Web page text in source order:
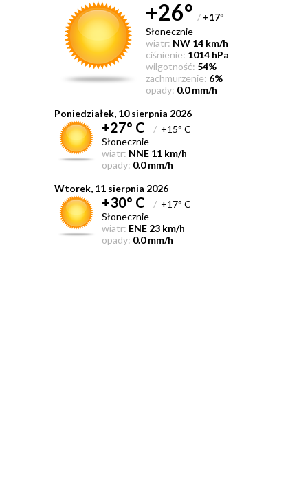
+26° / +17°
Słonecznie
wiatr: NW 14 km/h
ciśnienie: 1014 hPa
wilgotność: 54%
zachmurzenie: 6%
opady: 0.0 mm/h
Poniedziałek, 10 sierpnia 2026
+27° C /+15° C
Słonecznie
wiatr: NNE 11 km/h
opady: 0.0 mm/h
Wtorek, 11 sierpnia 2026
+30° C /+17° C
Słonecznie
wiatr: ENE 23 km/h
opady: 0.0 mm/h